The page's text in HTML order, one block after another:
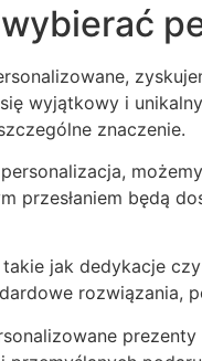
wyjątkowy i
znaczenie.
przesłaniem będą
jak dedykacje
rozwiązania,